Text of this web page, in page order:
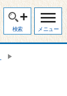
検索 メニュー